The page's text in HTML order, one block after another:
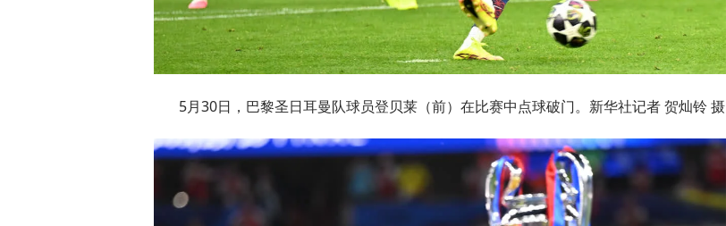
5月30日，巴黎圣日耳曼队球员登贝莱（前）在比赛中点球破门。新华社记者 贺灿铃 摄